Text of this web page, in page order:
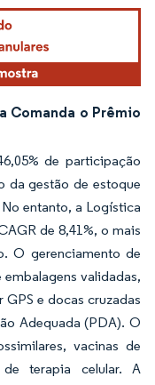
Comanda o Prêmio
de participação
da gestão de estoque
entanto, a Logística
de 8,41%, o mais
O gerenciamento de
validadas,
e docas cruzadas
Adequada (PDA). O
vacinas de
de terapia celular. A